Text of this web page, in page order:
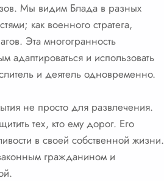
Мы видим Блада в разных
как военного стратега,
Эта многогранность
и использовать
и деятель одновременно.
не просто для развлечения.
тех, кто ему дорог. Его
в своей собственной жизни.
гражданином и